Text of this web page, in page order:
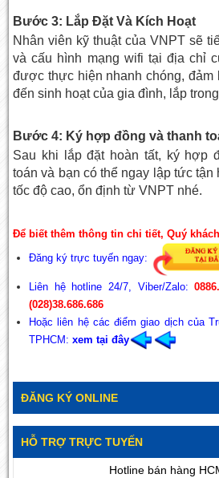
Bước 3: Lắp Đặt Và Kích Hoạt
Nhân viên kỹ thuật của VNPT sẽ
và cấu hình mạng wifi tại địa chỉ
được thực hiện nhanh chóng, đảm
đến sinh hoạt của gia đình, lắp
Bước 4: Ký hợp đồng và thanh
Sau khi lắp đặt hoàn tất, ký hợp
toán và bạn có thể ngay lập tức
tốc độ cao, ổn định từ VNPT nhé.
Để biết thêm thông tin chi tiết, Quý
Đăng ký trực tuyến ngay:
Liên hệ hotline 24/7, Viber/Zalo:
(028)38.686.686
Hoặc liên hệ các điểm giao dịch của
TPHCM: xemtại đây
ĐĂNG KÝ ONLINE
HỖ TRỢ TRỰC TUYẾN
Hotline bán hàng